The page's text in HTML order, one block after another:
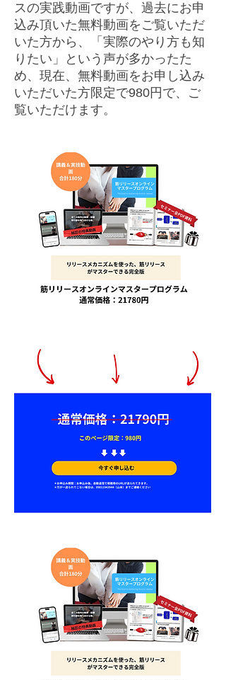
スの実践動画ですが、過去にお申
込み頂いた無料動画をご覧いただ
いた方から、「実際のやり方も知
りたい」という声が多かったた
め、現在、無料動画をお申し込み
いただいた方限定で​980円​で、ご
覧いただけます。